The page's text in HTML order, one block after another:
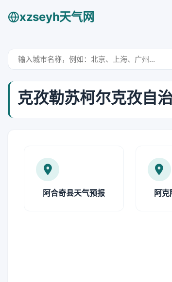
xzseyh天气网
克孜勒苏柯尔克孜自
阿合奇县天气预报 阿